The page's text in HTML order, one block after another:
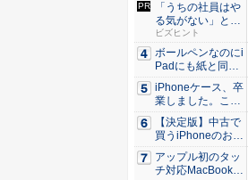
「うちの社員はや
る気がない」と嘆
くリーダ...
ビズヒント
ボールペンなのにi
Padにも紙と同じ
滑ら...
iPhoneケース、卒
業しました。これ
か...
【決定版】中古で
買うiPhoneのおす
す...
アップル初のタッ
チ対応MacBook、